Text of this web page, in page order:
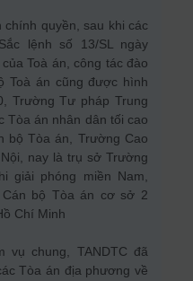
quyền, sau khi các
lệnh số 13/SL ngày
Toà án, công tác đào
Toà án cũng được hình
Trường Tư pháp Trung
Tòa án nhân dân tối cao
bộ Tòa án, Trường Cao
nay là trụ sở Trường
giải phóng miền Nam,
bộ Tòa án cơ sở 2
Chí Minh
vụ chung, TANDTC đã
Tòa án địa phương về